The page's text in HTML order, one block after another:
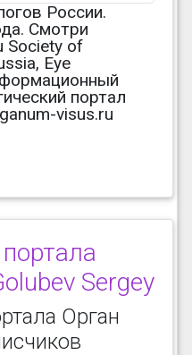
России.
Смотри
Society of
Eye
портал
visus.ru
Sergey
Орган